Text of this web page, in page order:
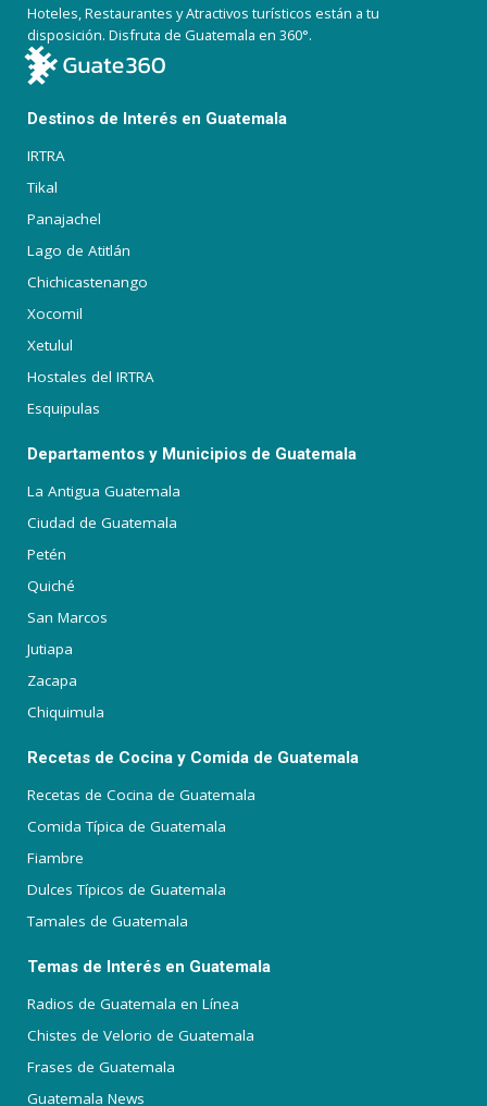
Hoteles, Restaurantes y Atractivos turísticos están a tu
disposición. Disfruta de Guatemala en 360°.
Destinos de Interés en Guatemala
IRTRA
Tikal
Panajachel
Lago de Atitlán
Chichicastenango
Xocomil
Xetulul
Hostales del IRTRA
Esquipulas
Departamentos y Municipios de Guatemala
La Antigua Guatemala
Ciudad de Guatemala
Petén
Quiché
San Marcos
Jutiapa
Zacapa
Chiquimula
Recetas de Cocina y Comida de Guatemala
Recetas de Cocina de Guatemala
Comida Típica de Guatemala
Fiambre
Dulces Típicos de Guatemala
Tamales de Guatemala
Temas de Interés en Guatemala
Radios de Guatemala en Línea
Chistes de Velorio de Guatemala
Frases de Guatemala
Guatemala News